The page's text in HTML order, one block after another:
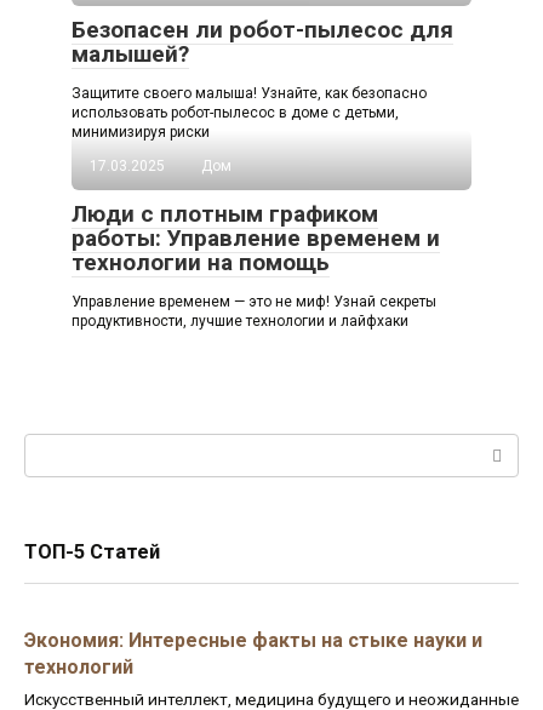
Безопасен ли робот-пылесос для
малышей?
Защитите своего малыша! Узнайте, как безопасно
использовать робот-пылесос в доме с детьми,
минимизируя риски
17.03.2025
Дом
Люди с плотным графиком
работы: Управление временем и
технологии на помощь
Управление временем — это не миф! Узнай секреты
продуктивности, лучшие технологии и лайфхаки
ТОП-5 Статей
Экономия: Интересные факты на стыке науки и
технологий
Искусственный интеллект, медицина будущего и неожиданные